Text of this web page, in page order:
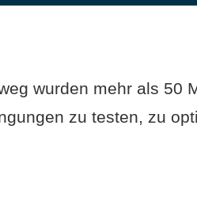
wurden mehr als 50
zu testen, zu